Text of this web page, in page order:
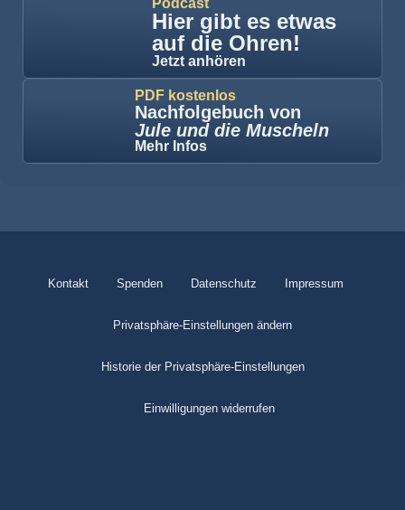
Hier gibt es etwas
auf die Ohren!
Jetzt anhören
PDF kostenlos
Nachfolgebuch von
Jule und die Muscheln
Mehr Infos
Kontakt Spenden Datenschutz Impressum
Privatsphäre-Einstellungen ändern
Historie der Privatsphäre-Einstellungen
Einwilligungen widerrufen